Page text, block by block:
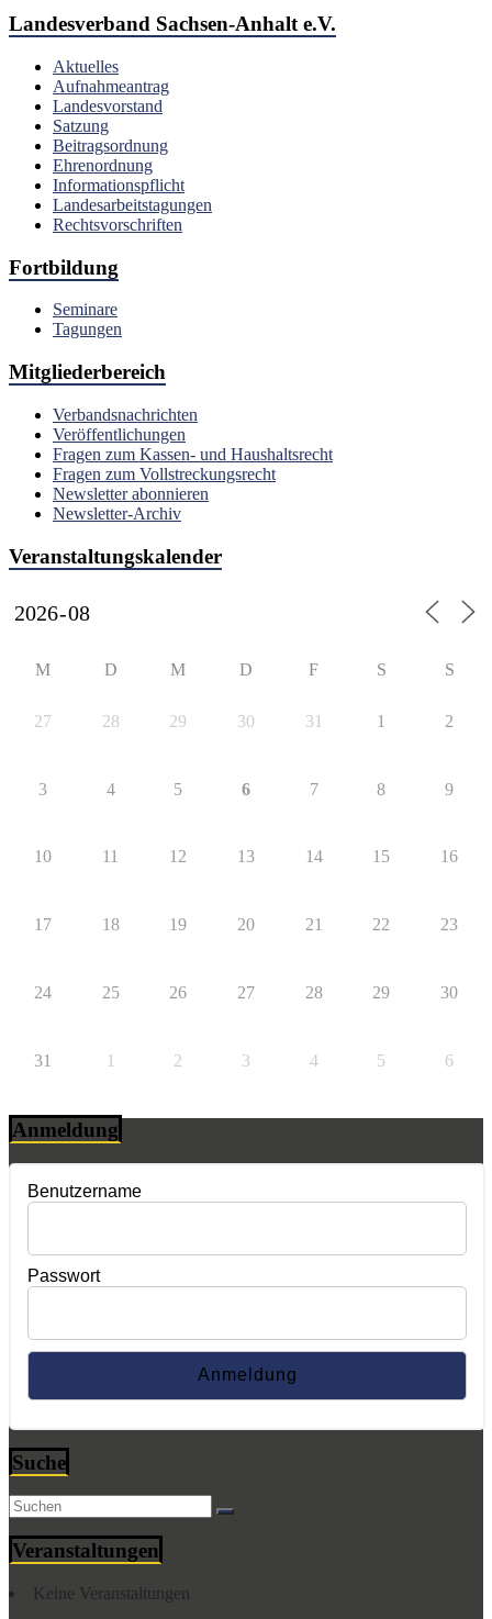
Landesverband Sachsen-Anhalt e.V.
Aktuelles
Aufnahmeantrag
Landesvorstand
Satzung
Beitragsordnung
Ehrenordnung
Informationspflicht
Landesarbeitstagungen
Rechtsvorschriften
Fortbildung
Seminare
Tagungen
Mitgliederbereich
Verbandsnachrichten
Veröffentlichungen
Fragen zum Kassen- und Haushaltsrecht
Fragen zum Vollstreckungsrecht
Newsletter abonnieren
Newsletter-Archiv
Veranstaltungskalender
M D M D F S S
27 28 29 30 31 1 2
3 4 5 6 7 8 9
10 11 12 13 14 15 16
17 18 19 20 21 22 23
24 25 26 27 28 29 30
31 1 2 3 4 5 6
Anmeldung
Benutzername
Passwort
Suche
Veranstaltungen
Keine Veranstaltungen